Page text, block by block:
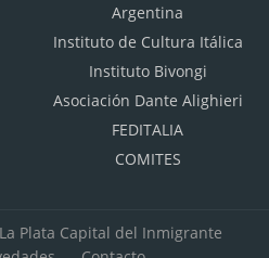
Argentina
Instituto de Cultura Itálica
Instituto Bivongi
Asociación Dante Alighieri
FEDITALIA
COMITES
La Plata Capital del Inmigrante